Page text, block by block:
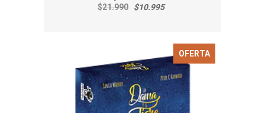
$21.990 $10.995
OFERTA